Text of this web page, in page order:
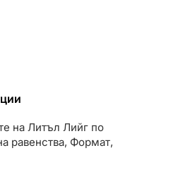
на Литъл Лийг по
равенства, Формат,